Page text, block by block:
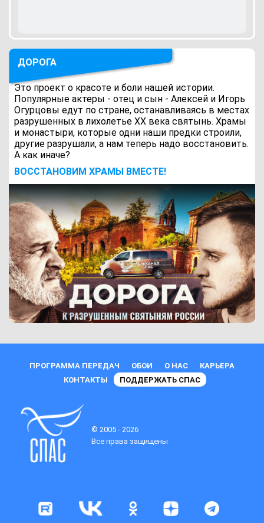
ДОРОГА
Это проект о красоте и боли нашей истории.
Популярные актеры - отец и сын - Алексей и Игорь
Огурцовы едут по стране, останавливаясь в местах
разрушенных в лихолетье ХХ века святынь. Храмы
и монастыри, которые одни наши предки строили,
другие разрушали, а нам теперь надо восстановить.
А как иначе?
ВОCСТАНОВИМ ХРАМЫ ВМЕСТЕ!
ПРОГРАММА ПЕРЕДАЧ ОБОИ О НАС
КАРЬЕРА
КОНТАКТЫ
ПОДДЕРЖАТЬ СПАС
© 2005 - 2026
Все права защищены